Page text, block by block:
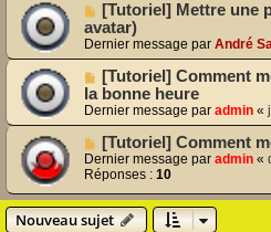
[Tutoriel] Mettre une
avatar)
Dernier message par André
[Tutoriel] Comment
la bonne heure
Dernier message par admin «
[Tutoriel] Comment
Dernier message par admin «
Réponses : 10
Nouveau sujet